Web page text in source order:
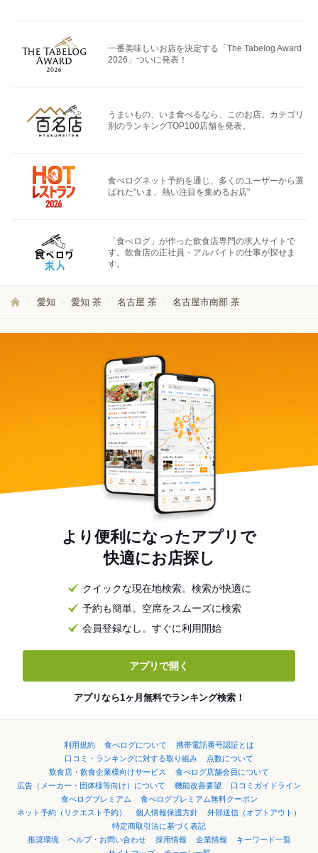
一番美味しいお店を決定する「The Tabelog Award
2026」ついに発表！
うまいもの、いま食べるなら、このお店。カテゴリ
別のランキングTOP100店舗を発表。
食べログネット予約を通じ、多くのユーザーから選
ばれた"いま、熱い注目を集めるお店"
「食べログ」が作った飲食店専門の求人サイトで
す。飲食店の正社員・アルバイトの仕事が探せま
す。
愛知 愛知 茶 名古屋 茶 名古屋市南部 茶
より便利になったアプリで
快適にお店探し
クイックな現在地検索。検索が快適に
予約も簡単。空席をスムーズに検索
会員登録なし。すぐに利用開始
アプリで開く
アプリなら1ヶ月無料でランキング検索！
利用規約 食べログについて
携帯電話番号認証とは
口コミ・ランキングに対する取り組み
点数について
飲食店・飲食企業様向けサービス
食べログ店舗会員について
広告（メーカー・団体様等向け）について
機能改善要望
口コミガイドライン
食べログプレミアム
食べログプレミアム無料クーポン
ネット予約（リクエスト予約）
個人情報保護方針
外部送信（オプトアウト）
特定商取引法に基づく表記
推奨環境
ヘルプ・お問い合わせ 採用情報 企業情報
キーワード一覧